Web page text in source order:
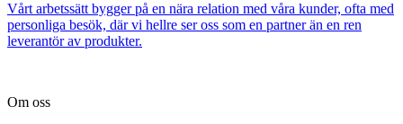
Vårt arbetssätt bygger på en nära relation med våra kunder, ofta med
personliga besök, där vi hellre ser oss som en partner än en ren
leverantör av produkter.
Om oss